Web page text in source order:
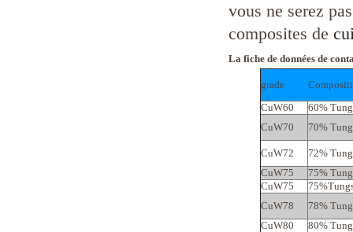
vous ne serez
composites de
La fiche de données de
grade
CuW60
60%
CuW70
70%
CuW72
72%
CuW75
75%
CuW75
CuW78
78%
CuW80
80%